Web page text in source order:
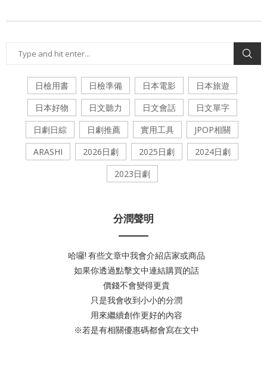
日檢用書 日檢準備 日本電影
日本旅遊
日本好物
日文聽力 日文會話
日文單字
日劇日綜
日劇推薦 實用工具
JPOP相關
ARASHI
2026日劇 2025日劇
2024日劇
2023日劇
分潤聲明
哈囉! 有些文章中我會介紹店家或商品
如果你透過點擊文中連結購買的話
價錢不會變得更貴
只是我會收到小小的分潤
用來繼續創作更好的內容
※若是有相關優惠碼都會寫在文中